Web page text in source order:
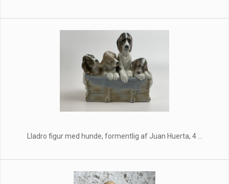
Lladro figur med hunde, formentlig af Juan Huerta, 4 ...